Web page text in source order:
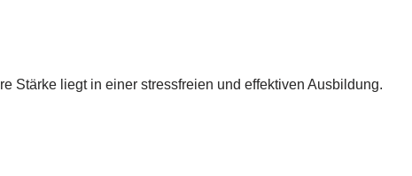
Stärke liegt in einer stressfreien und effektiven Ausbildung.